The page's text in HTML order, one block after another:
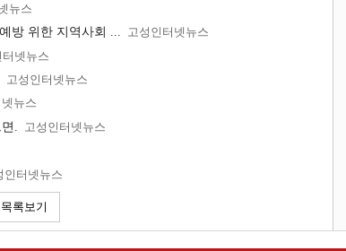
뉴스
방 위한 지역사회 ... 고성인터넷뉴스
터넷뉴스
고성인터넷뉴스
뉴스
.
고성인터넷뉴스
인터넷뉴스